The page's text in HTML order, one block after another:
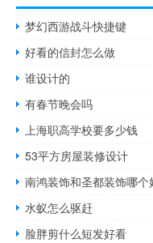
梦幻西游战斗快捷键
好看的信封怎么做
谁设计的
有春节晚会吗
上海职高学校要多少钱
53平方房屋装修设计
南鸿装饰和圣都装饰哪个
水蚁怎么驱赶
脸胖剪什么短发好看